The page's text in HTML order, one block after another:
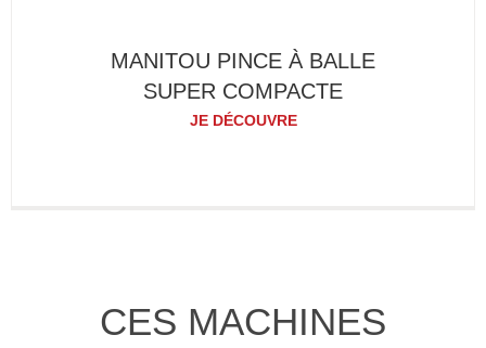
MANITOU PINCE À BALLE
SUPER COMPACTE
JE DÉCOUVRE
CES MACHINES